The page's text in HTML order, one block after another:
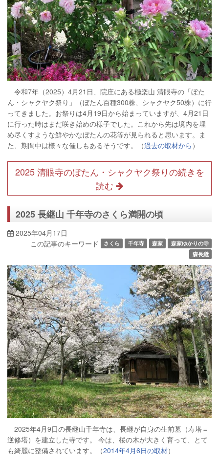
令和7年（2025）4月21日、院庄にある極楽山 清眼寺の「ぼた
ん・シャクヤク祭り」（ぼたん百種300株、シャクヤク50株）に行
ってきました。お祭りは4月19日から始まっていますが、4月21日
に行った時はまだ咲き始めの様子でした。これから先は境内を埋
め尽くすような鮮やかなぼたんの花等が見られると思います。ま
た、期間中は様々な催しもあるそうです。（過去の取材から ）
2025 清眼寺のぼたん・シャクヤク祭りの続きを
読む
2025 長継山 千年寺のさくら満開の頃
2025年04月17日
この記事のキーワード
さくら 千年寺 森家
森家ゆかりの寺
森長継
2025年4月9日の長継山千年寺は、長継が自身の生前墓（寿塔＝
逆修塔）を建立した寺です。 今は、桜の木が大きく育って、とて
も綺麗に整備されています。（2014年4月6日の取材）